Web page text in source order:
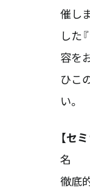
催し
した
容を
ひこ
い。
【セ
名 称
徹底